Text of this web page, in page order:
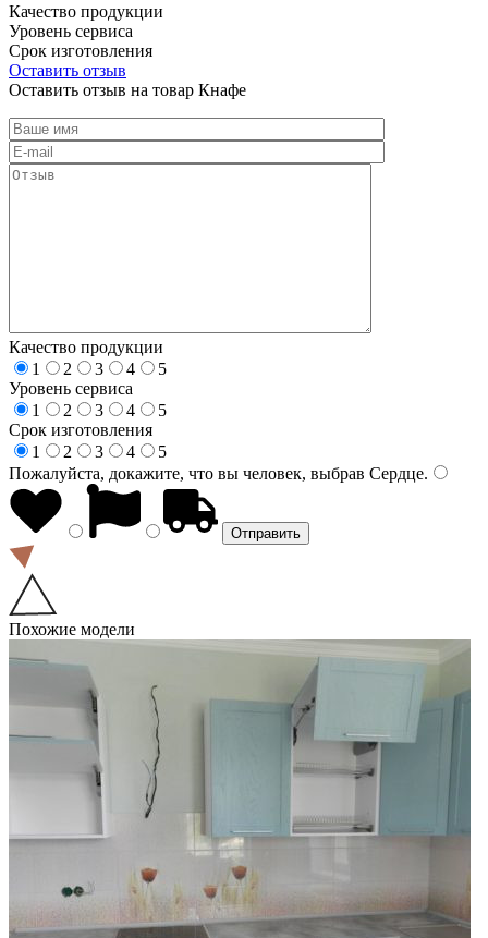
Качество продукции
Уровень сервиса
Срок изготовления
Оставить отзыв
Оставить отзыв на товар Кнафе
Качество продукции
1
2 3 4
5
Уровень сервиса
1
2 3 4
5
Срок изготовления
1
2 3 4
5
Пожалуйста, докажите, что вы человек, выбрав Сердце.
Похожие модели